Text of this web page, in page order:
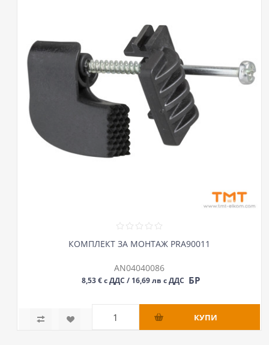
КОМПЛЕКТ ЗА МОНТАЖ PRA90011
AN04040086
8,53 € с ДДС / 16,69 лв с ДДС БР